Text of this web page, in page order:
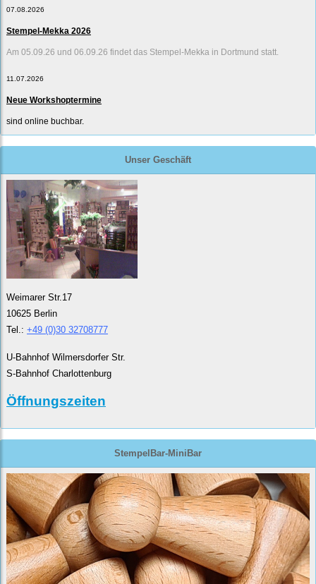
07.08.2026
Stempel-Mekka 2026
Am 05.09.26 und 06.09.26 findet das Stempel-Mekka in Dortmund statt.
11.07.2026
Neue Workshoptermine
sind online buchbar.
Unser Geschäft
Weimarer Str.17
10625 Berlin
Tel.: +49 (0)30 32708777
U-Bahnhof Wilmersdorfer Str.
S-Bahnhof Charlottenburg
Öffnungszeiten
StempelBar-MiniBar